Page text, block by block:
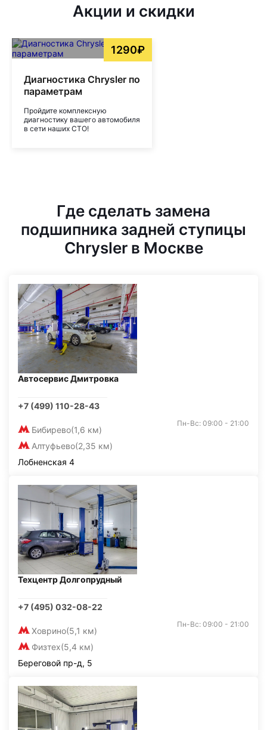
Акции и скидки
1290₽
Диагностика Chrysler по
параметрам
Пройдите комплексную
диагностику вашего автомобиля
в сети наших СТО!
Где сделать замена
подшипника задней ступицы
Chrysler в Москве
Автосервис Дмитровка
+7 (499) 110-28-43
Бибирево(1,6 км)
Алтуфьево(2,35 км)
Пн-Вс: 09:00 - 21:00
Лобненская 4
Техцентр Долгопрудный
+7 (495) 032-08-22
Ховрино(5,1 км)
Физтех(5,4 км)
Пн-Вс: 09:00 - 21:00
Береговой пр-д, 5